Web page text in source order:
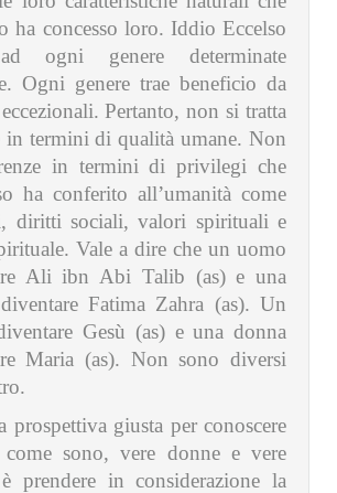
ha concesso loro. Iddio Eccelso
ogni genere determinate
Ogni genere trae beneficio da
Pertanto, non si tratta
in termini di qualità umane. Non
in termini di privilegi che
ha conferito all’umanità come
diritti sociali, valori spirituali e
Vale a dire che un uomo
Ali ibn Abi Talib (as) e una
Fatima Zahra (as). Un
Gesù (as) e una donna
Maria (as). Non sono diversi
prospettiva giusta per conoscere
sono, vere donne e vere
prendere in considerazione la